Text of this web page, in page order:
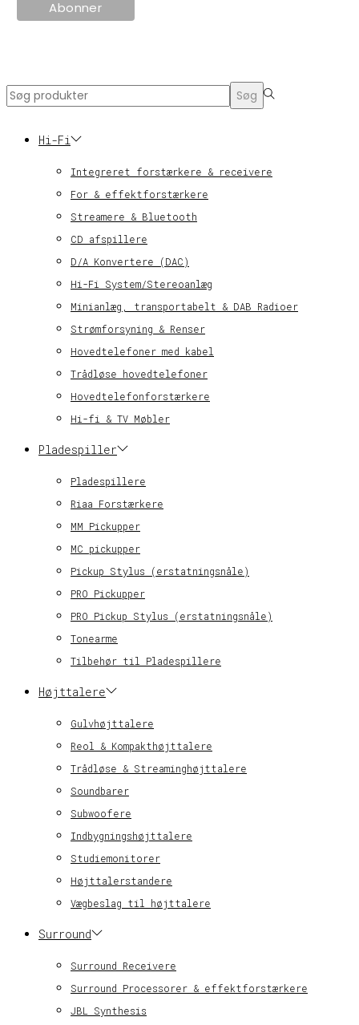
Search
Søg
Hi-Fi
Integreret forstærkere & receivere
For & effektforstærkere
Streamere & Bluetooth
CD afspillere
D/A Konvertere (DAC)
Hi-Fi System/Stereoanlæg
Minianlæg, transportabelt & DAB Radioer
Strømforsyning & Renser
Hovedtelefoner med kabel
Trådløse hovedtelefoner
Hovedtelefonforstærkere
Hi-fi & TV Møbler
Pladespiller
Pladespillere
Riaa Forstærkere
MM Pickupper
MC pickupper
Pickup Stylus (erstatningsnåle)
PRO Pickupper
PRO Pickup Stylus (erstatningsnåle)
Tonearme
Tilbehør til Pladespillere
Højttalere
Gulvhøjttalere
Reol & Kompakthøjttalere
Trådløse & Streaminghøjttalere
Soundbarer
Subwoofere
Indbygningshøjttalere
Studiemonitorer
Højttalerstandere
Vægbeslag til højttalere
Surround
Surround Receivere
Surround Processorer & effektforstærkere
JBL Synthesis